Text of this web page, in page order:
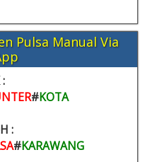
Pulsa Manual Via
#KOTA
:
#KARAWANG